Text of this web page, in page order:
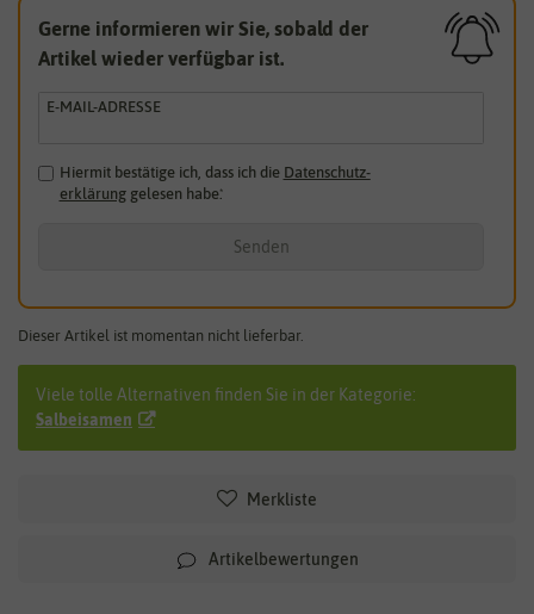
Gerne informieren wir Sie, sobald der
Artikel wieder verfügbar ist.
E-MAIL-ADRESSE
Hiermit bestätige ich, dass ich die Daten­schutz­
erklärunggelesen habe.*
Senden
Dieser Artikel ist momentan nicht lieferbar.
Viele tolle Alternativen finden Sie in der Kategorie:
Salbeisamen
Merkliste
Artikelbewertungen